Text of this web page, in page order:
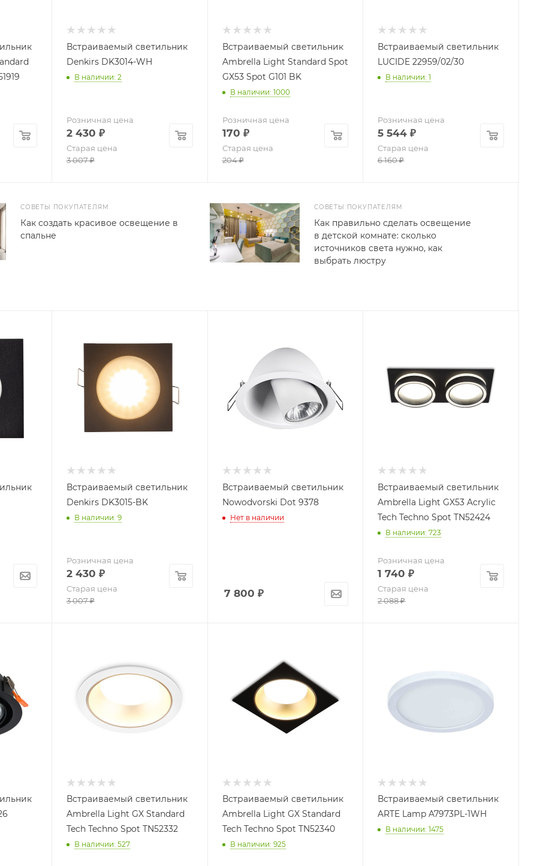
Встраиваемый светильник
Denkirs DK3014-WH
В наличии: 2
Розничная цена
2 430 ₽
Старая цена
3 007₽
Встраиваемый светильник
Ambrella Light Standard Spot
GX53 Spot G101 BK
В наличии: 1000
Розничная цена
170 ₽
Старая цена
204₽
Встраиваемый светильник
LUCIDE 22959/02/30
В наличии: 1
Розничная цена
5 544 ₽
Старая цена
6 160₽
СОВЕТЫ ПОКУПАТЕЛЯМ
Как создать красивое освещение в
спальне
СОВЕТЫ ПОКУПАТЕЛЯМ
Как правильно сделать освещение
в детской комнате: сколько
источников света нужно, как
выбрать люстру
Встраиваемый светильник
Denkirs DK3015-BK
В наличии: 9
Розничная цена
2 430 ₽
Старая цена
3 007₽
Встраиваемый светильник
Nowodvorski Dot 9378
Нет в наличии
7 800 ₽
Встраиваемый светильник
Ambrella Light GX53 Acrylic
Tech Techno Spot TN52424
В наличии: 723
Розничная цена
1 740 ₽
Старая цена
2 088₽
Встраиваемый светильник
Ambrella Light GX Standard
Tech Techno Spot TN52332
В наличии: 527
Встраиваемый светильник
Ambrella Light GX Standard
Tech Techno Spot TN52340
В наличии: 925
Встраиваемый светильник
ARTE Lamp A7973PL-1WH
В наличии: 1475